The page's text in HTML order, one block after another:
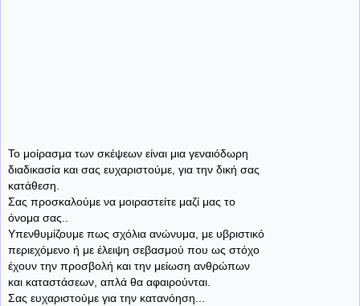
Το μοίρασμα των σκέψεων είναι μια γεναιόδωρη
διαδικασία και σας ευχαριστούμε, για την δική σας
κατάθεση.
Σας προσκαλούμε να μοιραστείτε μαζί μας το
όνομα σας..
Υπενθυμίζουμε πως σχόλια ανώνυμα, με υβριστικό
περιεχόμενο ή με έλειψη σεβασμού που ως στόχο
έχουν την προσβολή και την μείωση ανθρώπων
και καταστάσεων, απλά θα αφαιρούνται.
Σας ευχαριστούμε για την κατανόηση...